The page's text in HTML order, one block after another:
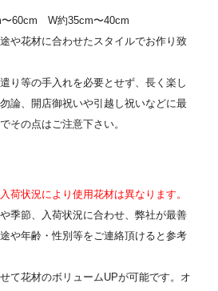
〜60cm W約35cm〜40cm
や花材に合わせたスタイルでお作り致
り等の手入れを必要とせず、長く楽し
論、開店御祝いや引越し祝いなどに最
その点はご注意下さい。
荷状況により使用花材は異なります。
季節、入荷状況に合わせ、弊社が最善
や年齢・性別等をご連絡頂けると参考
て花材のボリュームUPが可能です。オ